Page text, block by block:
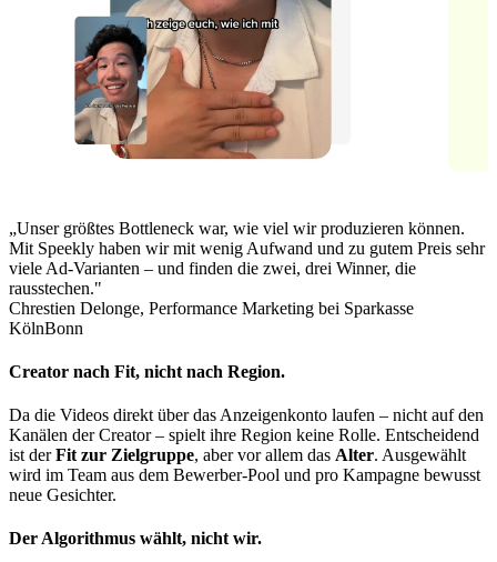
„Unser größtes Bottleneck war, wie viel wir produzieren können.
Mit Speekly haben wir mit wenig Aufwand und zu gutem Preis sehr
viele Ad-Varianten – und finden die zwei, drei Winner, die
rausstechen."
Chrestien Delonge, Performance Marketing bei Sparkasse
KölnBonn
Creator nach Fit, nicht nach Region.
Da die Videos direkt über das Anzeigenkonto laufen – nicht auf den
Kanälen der Creator – spielt ihre Region keine Rolle. Entscheidend
ist derFit zur Zielgruppe, aber vor allem das Alter. Ausgewählt
wird im Team aus dem Bewerber-Pool und pro Kampagne bewusst
neue Gesichter.
Der Algorithmus wählt, nicht wir.